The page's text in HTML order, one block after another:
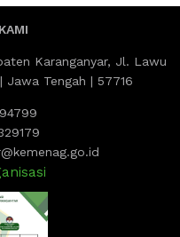
Karanganyar, Jl. Lawu
Jawa Tengah | 57716